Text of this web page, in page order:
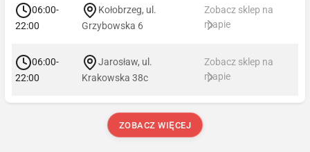
06:00-
22:00
Kołobrzeg, ul.
Grzybowska 6
Zobacz sklep na
mapie
06:00-
22:00
Jarosław, ul.
Krakowska 38c
Zobacz sklep na
mapie
ZOBACZ WIĘCEJ